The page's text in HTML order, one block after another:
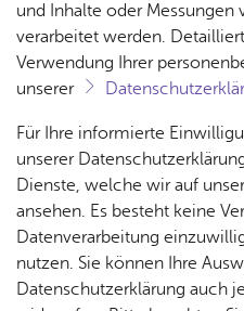
Über­sicht Bür­ger &
Rat­
haus &
Bür­
ger­
ser­vice
Rat­
häu­ser
Nach­
rich­
ten,
Vi­de­os
& Bil­
der
Me­di­
Jobs
Stel­
dung
Ter­min spei­chern
Sonn­tag, 01.
4. Jazz & More Festival
Jazz – Crossover
und Inhalte oder Messungen
verarbeitet werden.
Verwendung Ihrer
unserer
Für Ihre informierte
unserer
Dienste, welche wir auf
ansehen. Es besteht keine
Datenverarbeitung
nutzen. Sie können Ihre
Datenschutzerklärung auch